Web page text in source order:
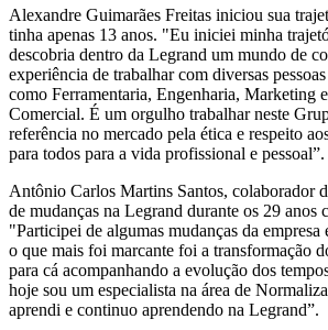
Alexandre Guimarães Freitas iniciou sua
tinha apenas 13 anos. "Eu iniciei minha
descobria dentro da Legrand um mundo de
experiência de trabalhar com diversas
como Ferramentaria, Engenharia, Marketing
Comercial. É um orgulho trabalhar neste
referência no mercado pela ética e respeito
para todos para a vida profissional e pessoal”.
Antônio Carlos Martins Santos, colaborador
de mudanças na Legrand durante os 29 anos
"Participei de algumas mudanças da empresa
o que mais foi marcante foi a transformação
para cá acompanhando a evolução dos
hoje sou um especialista na área de
aprendi e continuo aprendendo na Legrand”.